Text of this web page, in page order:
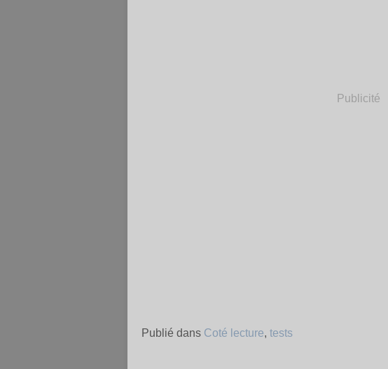
Publicité
Publié dans Coté lecture, tests